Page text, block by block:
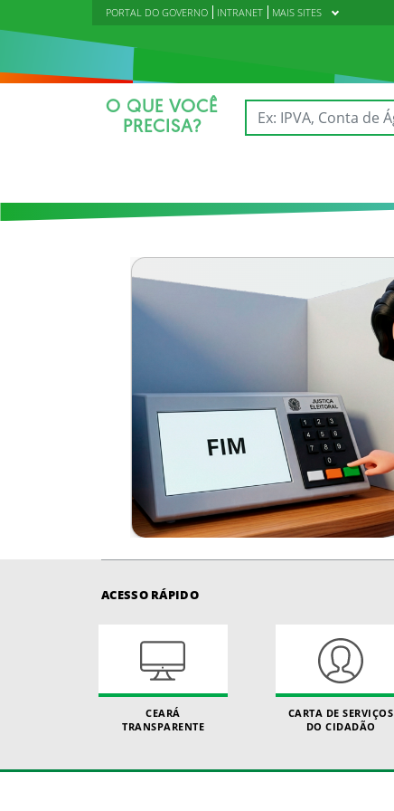
PORTAL DO GOVERNO INTRANET MAIS SITES
O QUE VOCÊ
PRECISA?
ACESSO RÁPIDO
CEARÁ
TRANSPARENTE
CARTA DE SERVIÇOS
DO CIDADÃO